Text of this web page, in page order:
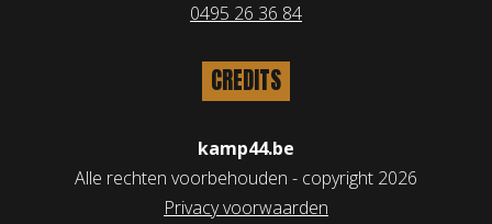
0495 26 36 84
CREDITS
kamp44.be
Alle rechten voorbehouden - copyright 2026
Privacy voorwaarden